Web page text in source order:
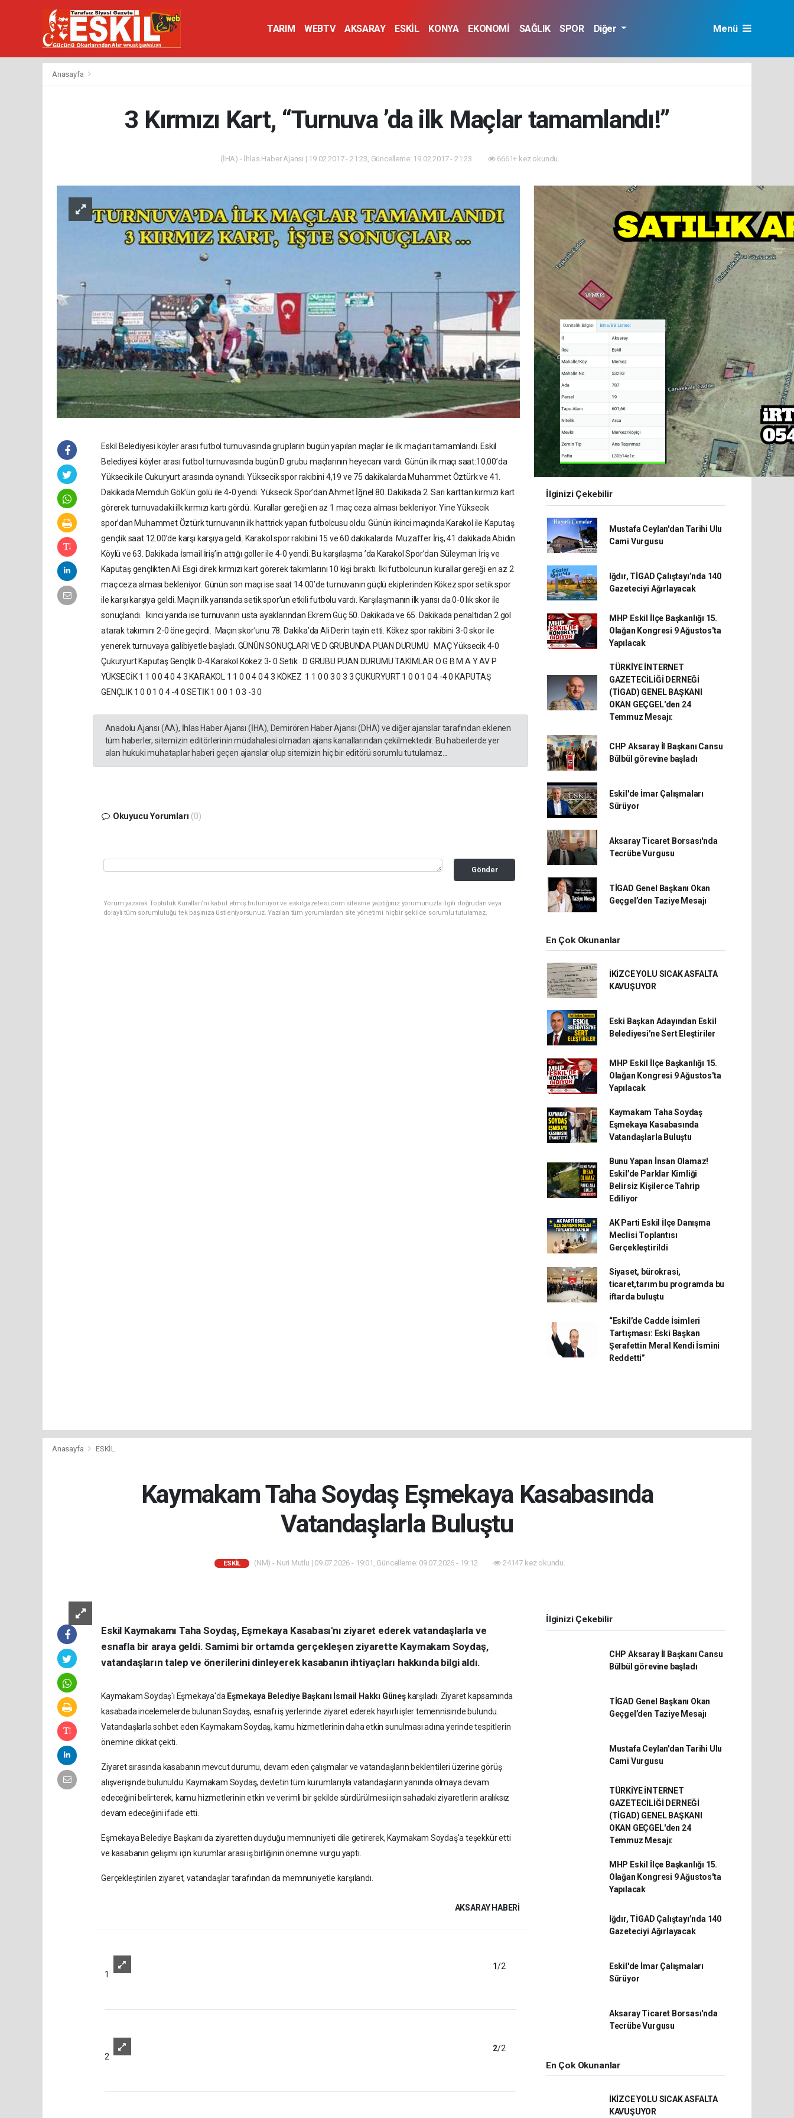
TARIM WEBTV AKSARAY ESKİL KONYA EKONOMİ SAĞLIK SPOR Diğer Menü
Anasayfa
3 Kırmızı Kart, “Turnuva ’da ilk Maçlar tamamlandı!”
(İHA) - İhlas Haber Ajansı | 19.02.2017 - 21:23, Güncelleme: 19.02.2017 - 21:23 6661+ kez okundu.
Eskil Belediyesi köyler arası futbol turnuvasında grupların bugün yapılan maçlar ile ilk maçları tamamlandı. Eskil
Belediyesi köyler arası futbol turnuvasında bugün D grubu maçlarının heyecanı vardı. Günün ilk maçı saat:10.00’da
Yüksecik ile Cukuryurt arasında oynandı. Yüksecik spor rakibini 4,19 ve 75 dakikalarda Muhammet Öztürk ve 41.
Dakikada Memduh Gök’ün golü ile 4-0 yendi. Yüksecik Spor’dan Ahmet İğnel 80. Dakikada 2. Sarı karttan kırmızı kart
görerek turnuvadaki ilk kırmızı kartı gördü. Kurallar gereği en az 1 maç ceza alması bekleniyor. Yine Yüksecik
spor’dan Muhammet Öztürk turnuvanın ilk hattrick yapan futbolcusu oldu. Günün ikinci maçında Karakol ile Kaputaş
gençlik saat 12.00’de karşı karşıya geldi. Karakol spor rakibini 15 ve 60 dakikalarda Muzaffer İriş, 41 dakikada Abidin
Köylü ve 63. Dakikada İsmail İriş’in attığı goller ile 4-0 yendi. Bu karşılaşma ’da Karakol Spor’dan Süleyman İriş ve
Kaputaş gençlikten Ali Esgi direk kırmızı kart görerek takımlarını 10 kişi bıraktı. İki futbolcunun kurallar gereği en az 2
maç ceza alması bekleniyor. Günün son maçı ise saat 14.00’de turnuvanın güçlü ekiplerinden Kökez spor setik spor
ile karşı karşıya geldi. Maçın ilk yarısında setik spor’un etkili futbolu vardı. Karşılaşmanın ilk yarısı da 0-0 lık skor ile
sonuçlandı. İkinci yarıda ise turnuvanın usta ayaklarından Ekrem Güç 50. Dakikada ve 65. Dakikada penaltıdan 2 gol
atarak takımını 2-0 öne geçirdi. Maçın skor’unu 78. Dakika’da Ali Derin tayin etti. Kökez spor rakibini 3-0 skor ile
yenerek turnuvaya galibiyetle başladı. GÜNÜN SONUÇLARI VE D GRUBUNDA PUAN DURUMU MAÇ Yüksecik 4-0
Çukuryurt Kaputaş Gençlik 0-4 Karakol Kökez 3- 0 Setik D GRUBU PUAN DURUMU TAKIMLAR O G B M A Y AV P
YÜKSECİK 1 1 0 0 4 0 4 3 KARAKOL 1 1 0 0 4 0 4 3 KÖKEZ 1 1 0 0 3 0 3 3 ÇUKURYURT 1 0 0 1 0 4 -4 0 KAPUTAŞ
GENÇLİK 1 0 0 1 0 4 -4 0 SETİK 1 0 0 1 0 3 -3 0
Anadolu Ajansı (AA), İhlas Haber Ajansı (İHA), Demirören Haber Ajansı (DHA) ve diğer ajanslar tarafından eklenen
tüm haberler, sitemizin editörlerinin müdahalesi olmadan ajans kanallarından çekilmektedir. Bu haberlerde yer
alan hukuki muhataplar haberi geçen ajanslar olup sitemizin hiç bir editörü sorumlu tutulamaz...
Okuyucu Yorumları (0)
Gönder
Yorum yazarak Topluluk Kuralları’nı kabul etmiş bulunuyor ve eskilgazetesi.com sitesine yaptığınız yorumunuzla ilgili doğrudan veya
dolaylı tüm sorumluluğu tek başınıza üstleniyorsunuz. Yazılan tüm yorumlardan site yönetimi hiçbir şekilde sorumlu tutulamaz.
İlginizi Çekebilir
Mustafa Ceylan'dan Tarihi Ulu
Cami Vurgusu
Iğdır, TİGAD Çalıştayı’nda 140
Gazeteciyi Ağırlayacak
MHP Eskil İlçe Başkanlığı 15.
Olağan Kongresi 9 Ağustos'ta
Yapılacak
TÜRKİYE İNTERNET
GAZETECİLİĞİ DERNEĞİ
(TİGAD) GENEL BAŞKANI
OKAN GEÇGEL'den 24
Temmuz Mesajı:
CHP Aksaray İl Başkanı Cansu
Bülbül görevine başladı
Eskil'de İmar Çalışmaları
Sürüyor
Aksaray Ticaret Borsası'nda
Tecrübe Vurgusu
TİGAD Genel Başkanı Okan
Geçgel’den Taziye Mesajı
En Çok Okunanlar
İKİZCE YOLU SICAK ASFALTA
KAVUŞUYOR
Eski Başkan Adayından Eskil
Belediyesi'ne Sert Eleştiriler
MHP Eskil İlçe Başkanlığı 15.
Olağan Kongresi 9 Ağustos'ta
Yapılacak
Kaymakam Taha Soydaş
Eşmekaya Kasabasında
Vatandaşlarla Buluştu
Bunu Yapan İnsan Olamaz!
Eskil’de Parklar Kimliği
Belirsiz Kişilerce Tahrip
Ediliyor
AK Parti Eskil İlçe Danışma
Meclisi Toplantısı
Gerçekleştirildi
Siyaset, bürokrasi,
ticaret,tarım bu programda bu
iftarda buluştu
“Eskil’de Cadde İsimleri
Tartışması: Eski Başkan
Şerafettin Meral Kendi İsmini
Reddetti”
Anasayfa ESKİL
Kaymakam Taha Soydaş Eşmekaya Kasabasında
Vatandaşlarla Buluştu
ESKİL (NM) - Nuri Mutlu | 09.07.2026 - 19:01, Güncelleme: 09.07.2026 - 19:12 24147 kez okundu.
Eskil Kaymakamı Taha Soydaş, Eşmekaya Kasabası'nı ziyaret ederek vatandaşlarla ve
esnafla bir araya geldi. Samimi bir ortamda gerçekleşen ziyarette Kaymakam Soydaş,
vatandaşların talep ve önerilerini dinleyerek kasabanın ihtiyaçları hakkında bilgi aldı.
Kaymakam Soydaş'ı Eşmekaya'da Eşmekaya Belediye Başkanı İsmail Hakkı Güneşkarşıladı. Ziyaret kapsamında
kasabada incelemelerde bulunan Soydaş, esnafı iş yerlerinde ziyaret ederek hayırlı işler temennisinde bulundu.
Vatandaşlarla sohbet eden Kaymakam Soydaş, kamu hizmetlerinin daha etkin sunulması adına yerinde tespitlerin
önemine dikkat çekti.
Ziyaret sırasında kasabanın mevcut durumu, devam eden çalışmalar ve vatandaşların beklentileri üzerine görüş
alışverişinde bulunuldu. Kaymakam Soydaş, devletin tüm kurumlarıyla vatandaşların yanında olmaya devam
edeceğini belirterek, kamu hizmetlerinin etkin ve verimli bir şekilde sürdürülmesi için sahadaki ziyaretlerin aralıksız
devam edeceğini ifade etti.
Eşmekaya Belediye Başkanı da ziyaretten duyduğu memnuniyeti dile getirerek, Kaymakam Soydaş'a teşekkür etti
ve kasabanın gelişimi için kurumlar arası iş birliğinin önemine vurgu yaptı.
Gerçekleştirilen ziyaret, vatandaşlar tarafından da memnuniyetle karşılandı.
AKSARAY HABERİ
1/2
1
2/2
2
CHP Aksaray İl Başkanı Cansu
TİGAD Genel Başkanı Okan
Mustafa Ceylan'dan Tarihi Ulu
TÜRKİYE İNTERNET
(TİGAD) GENEL BAŞKANI
OKAN GEÇGEL'den 24